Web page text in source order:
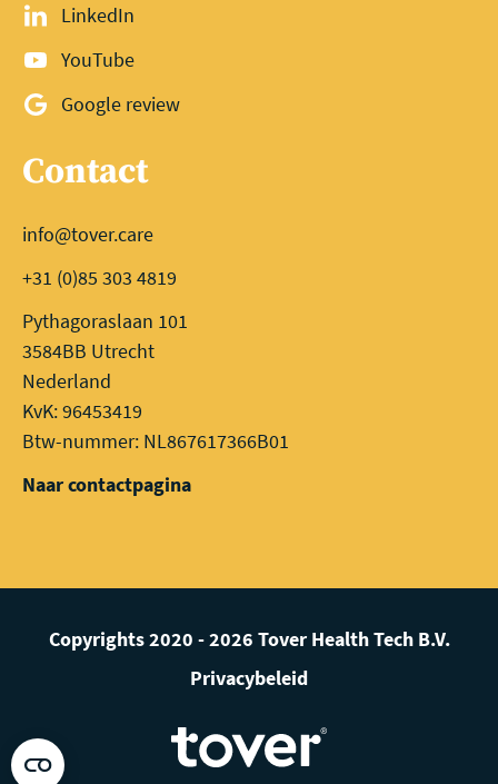
LinkedIn
YouTube
Google review
Contact
info@tover.care
+31 (0)85 303 4819
Pythagoraslaan 101
3584BB Utrecht
Nederland
KvK: 96453419
Btw-nummer: NL867617366B01
Naar contactpagina
Copyrights 2020 - 2026 Tover Health Tech B.V.
Privacybeleid